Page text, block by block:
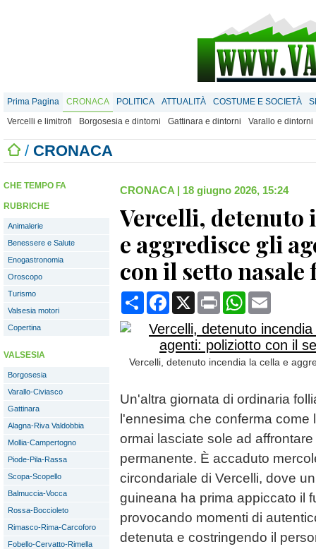
Prima Pagina CRONACA POLITICA ATTUALITÀ COSTUME E SOCIETÀ
Vercelli e limitrofi
Borgosesia e dintorni Gattinara e dintorni Varallo e dintorni
/ CRONACA
CHE TEMPO FA
RUBRICHE
Animalerie
Benessere e Salute
Enogastronomia
Oroscopo
Turismo
Valsesia motori
Copertina
VALSESIA
Borgosesia
Varallo-Civiasco
Gattinara
Alagna-Riva Valdobbia
Mollia-Campertogno
Piode-Pila-Rassa
Scopa-Scopello
Balmuccia-Vocca
Rossa-Boccioleto
Rimasco-Rima-Carcoforo
Fobello-Cervatto-Rimella
CRONACA | 18 giugno 2026, 15:24
Vercelli, detenuto
e aggredisce gli
con il setto
CondividiFacebook
X Print WhatsApp
Vercelli, detenuto incendia la cella e
Un'altra giornata di ordinaria
l'ennesima che conferma come
ormai lasciate sole ad
permanente. È accaduto
circondariale di Vercelli, dove
guineana ha prima appiccato il
provocando momenti di
detenuta e costringendo il